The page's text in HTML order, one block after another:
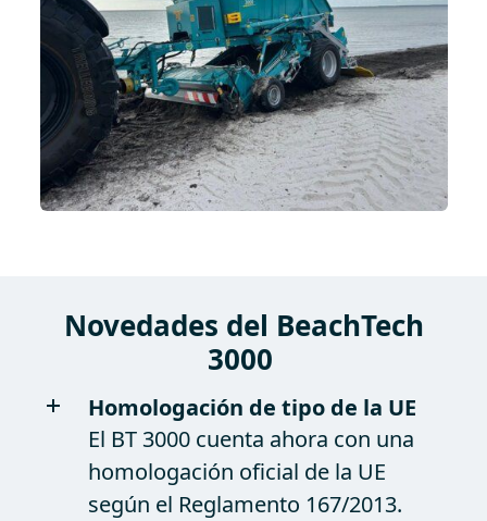
Novedades del BeachTech
3000
Homologación de tipo de la UE
El BT 3000 cuenta ahora con una
homologación oficial de la UE
según el Reglamento 167/2013.